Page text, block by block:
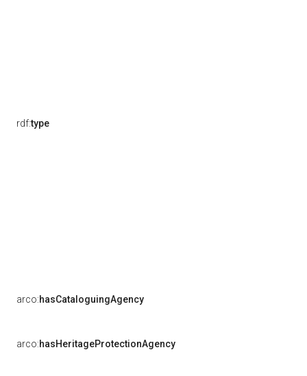
rdf:type
arco:hasCataloguingAgency
arco:hasHeritageProtectionAgency